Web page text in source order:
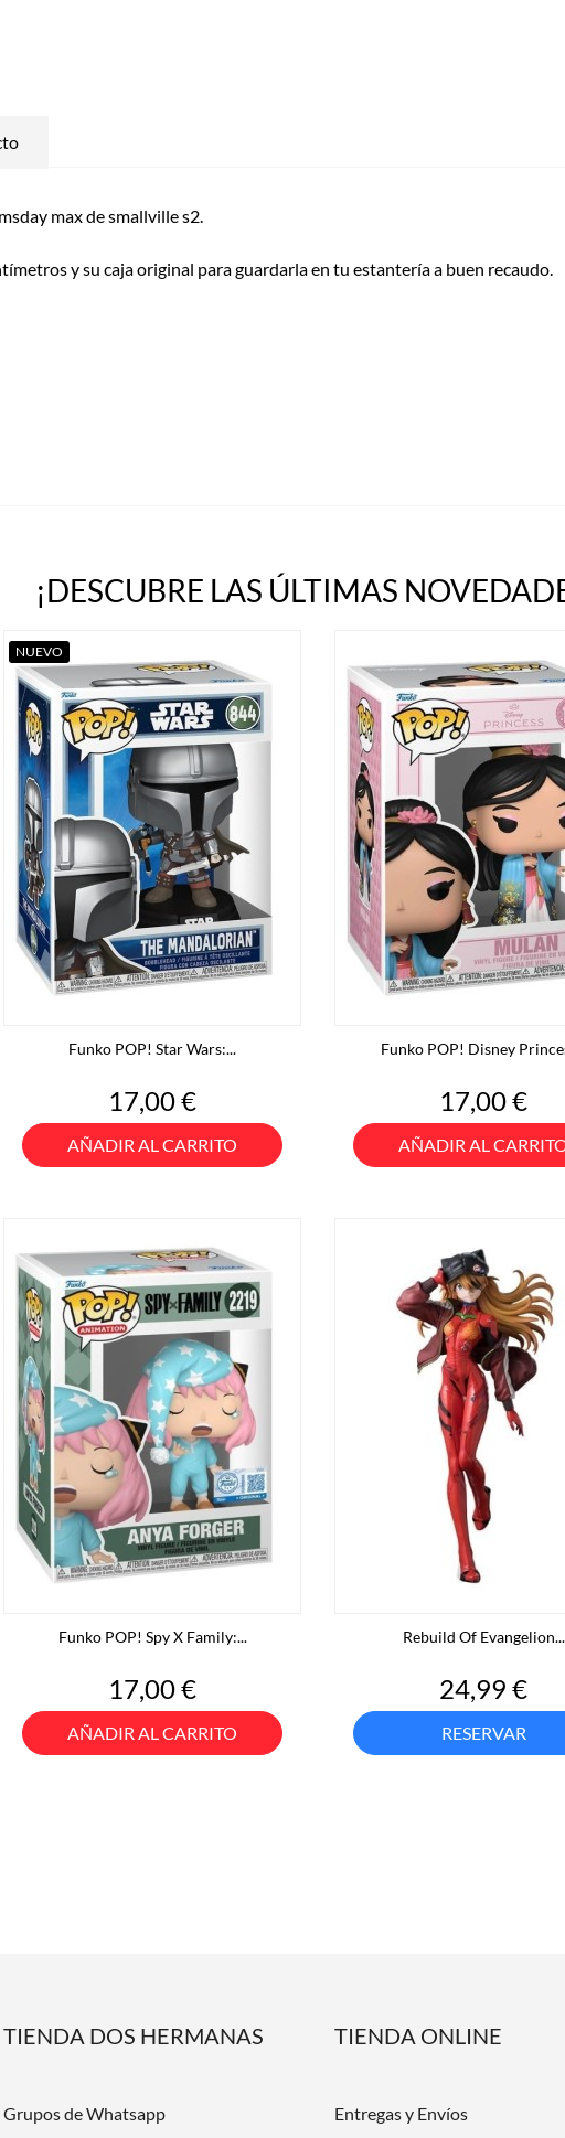
max de smallville s2.
y su caja original para guardarla en tu estantería a buen recaudo.
¡DESCUBRE LAS ÚLTIMAS
Funko POP! Star Wars:...
Precio
17,00 €
AÑADIR AL CARRITO
NUEVO
Funko POP! Disney
Precio
17,00 €
AÑADIR AL
Funko POP! Spy X Family:...
Precio
17,00 €
AÑADIR AL CARRITO
Rebuild Of Evangelion...
Precio
24,99 €
RESERVAR
TIENDA DOS HERMANAS
Grupos de Whatsapp
TIENDA ONLINE
Entregas y Envíos